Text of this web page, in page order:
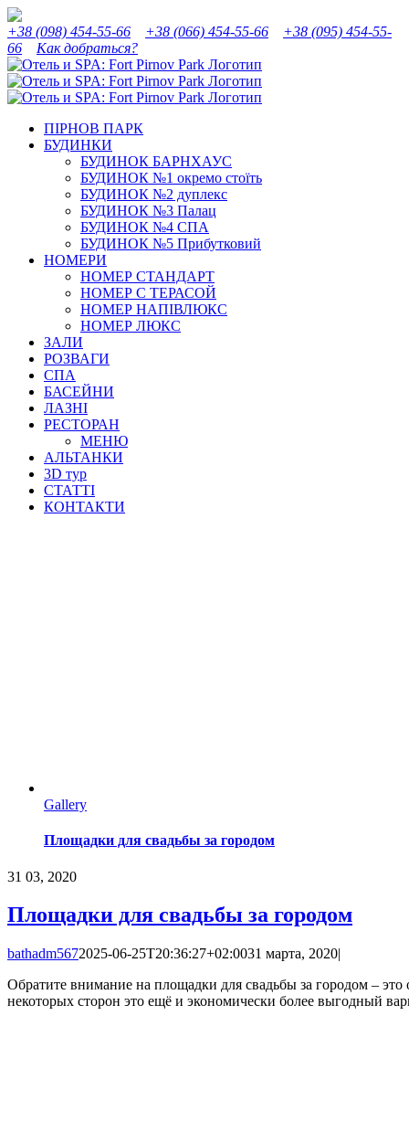
Skip
to
content
Instagram
Facebook
YouTube
Tripadvisor
+38 (098) 454-55-66
+38 (066) 454-55-66
+38 (095) 454-55-
66
Как добраться?
ПІРНОВ ПАРК
БУДИНКИ
БУДИНОК БАРНХАУС
БУДИНОК №1 окремо стоїть
БУДИНОК №2 дуплекс
БУДИНОК №3 Палац
БУДИНОК №4 СПА
БУДИНОК №5 Прибутковий
НОМЕРИ
НОМЕР СТАНДАРТ
НОМЕР С ТЕРАСОЙ
НОМЕР НАПІВЛЮКС
НОМЕР ЛЮКС
ЗАЛИ
РОЗВАГИ
СПА
БАСЕЙНИ
ЛАЗНІ
РЕСТОРАН
МЕНЮ
АЛЬТАНКИ
3D тур
СТАТТІ
КОНТАКТИ
Gallery
Площадки для свадьбы за городом
31 03, 2020
Площадки для свадьбы за городом
bathadm5672025-06-25T20:36:27+02:0031 марта, 2020|
Обратите внимание на площадки для свадьбы за городом –
некоторых сторон это ещё и экономически более выгодный